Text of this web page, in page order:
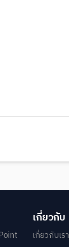
เกี่ยวกับ
เกี่ยวกับเรา